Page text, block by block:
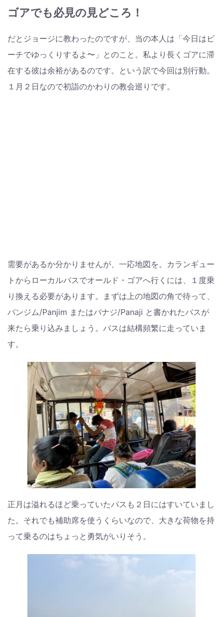
ゴアでも必見の見どころ！
だとジョージに教わったのですが、当の本人は「今日はビ
ーチでゆっくりするよ〜」とのこと。私より長くゴアに滞
在する彼は余裕があるのです。という訳で今回は別行動。
１月２日なので初詣のかわりの教会巡りです。
需要があるか分かりませんが、一応地図を。カランギュー
トからローカルバスでオールド・ゴアへ行くには、１度乗
り換える必要があります。まずは上の地図の角で待って、
パンジム/Panjim またはパナジ/Panaji と書かれたバスが
来たら乗り込みましょう。バスは結構頻繁に走っていま
す。
正月は溢れるほど乗っていたバスも２日にはすいていまし
た。それでも補助席を使うくらいなので、大きな荷物を持
って乗るのはちょっと勇気がいりそう。